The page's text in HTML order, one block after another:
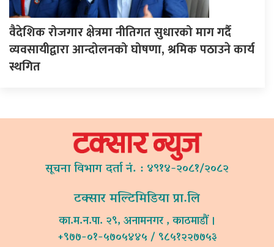
वैदेशिक रोजगार क्षेत्रमा नीतिगत सुधारको माग गर्दै
व्यवसायीद्वारा आन्दोलनको घोषणा, श्रमिक पठाउने कार्य
स्थगित
सूचना विभाग दर्ता नं. : ४९१४-२०८१/२०८२
टक्सार मल्टिमिडिया प्रा.लि
का.म.न.पा. २९, अनामनगर , काठमाडौं ।
+९७७-०१-५७०५४४५ / ९८५१२२७७५३